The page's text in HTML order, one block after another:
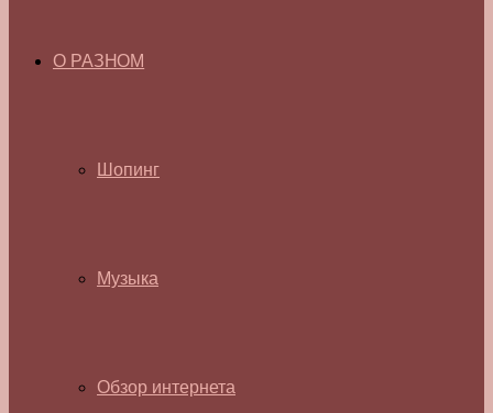
О РАЗНОМ
Шопинг
Музыка
Обзор интернета